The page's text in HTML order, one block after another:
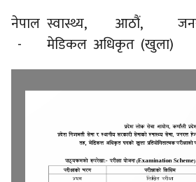
नेपाल स्वास्थ्य, आठौं,
- मेडिकल अधिकृत (खुला)